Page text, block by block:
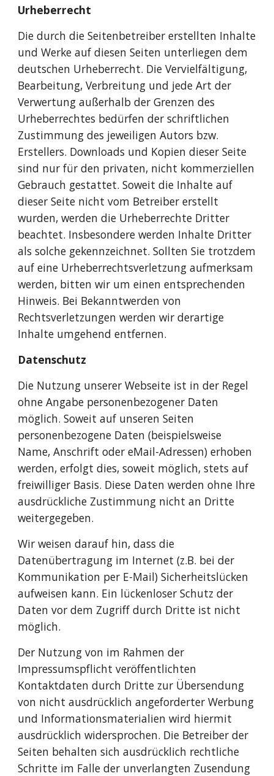
Urheberrecht
Die durch die Seitenbetreiber erstellten Inhalte
und Werke auf diesen Seiten unterliegen dem
deutschen Urheberrecht. Die Vervielfältigung,
Bearbeitung, Verbreitung und jede Art der
Verwertung außerhalb der Grenzen des
Urheberrechtes bedürfen der schriftlichen
Zustimmung des jeweiligen Autors bzw.
Erstellers. Downloads und Kopien dieser Seite
sind nur für den privaten, nicht kommerziellen
Gebrauch gestattet. Soweit die Inhalte auf
dieser Seite nicht vom Betreiber erstellt
wurden, werden die Urheberrechte Dritter
beachtet. Insbesondere werden Inhalte Dritter
als solche gekennzeichnet. Sollten Sie trotzdem
auf eine Urheberrechtsverletzung aufmerksam
werden, bitten wir um einen entsprechenden
Hinweis. Bei Bekanntwerden von
Rechtsverletzungen werden wir derartige
Inhalte umgehend entfernen.
Datenschutz
Die Nutzung unserer Webseite ist in der Regel
ohne Angabe personenbezogener Daten
möglich. Soweit auf unseren Seiten
personenbezogene Daten (beispielsweise
Name, Anschrift oder eMail-Adressen) erhoben
werden, erfolgt dies, soweit möglich, stets auf
freiwilliger Basis. Diese Daten werden ohne Ihre
ausdrückliche Zustimmung nicht an Dritte
weitergegeben.
Wir weisen darauf hin, dass die
Datenübertragung im Internet (z.B. bei der
Kommunikation per E-Mail) Sicherheitslücken
aufweisen kann. Ein lückenloser Schutz der
Daten vor dem Zugriff durch Dritte ist nicht
möglich.
Der Nutzung von im Rahmen der
Impressumspflicht veröffentlichten
Kontaktdaten durch Dritte zur Übersendung
von nicht ausdrücklich angeforderter Werbung
und Informationsmaterialien wird hiermit
ausdrücklich widersprochen. Die Betreiber der
Seiten behalten sich ausdrücklich rechtliche
Schritte im Falle der unverlangten Zusendung